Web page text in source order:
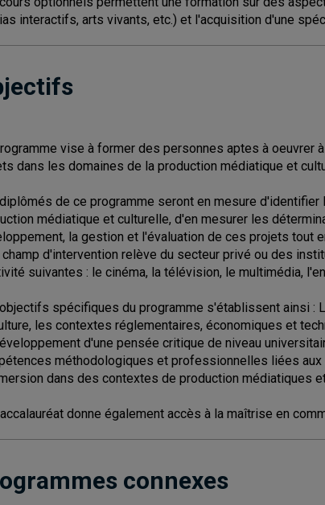
interactifs, arts vivants, etc.) et l'acquisition d'une
vise à former des personnes aptes à oeuvrer
dans les domaines de la production médiatique et
de ce programme seront en mesure
médiatique et culturelle, d'en mesurer les
la gestion et l'évaluation de ces projets tout
champ d'intervention relève du secteur privé ou des
suivantes : le cinéma, la télévision, le multimédia,
spécifiques du programme s'établissent ainsi :
les contextes réglementaires, économiques et
d'une pensée critique de niveau
méthodologiques et professionnelles liées
dans des contextes de production médiatiques
donne également accès à la maîtrise en
connexes